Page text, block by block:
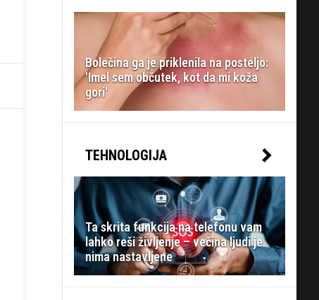
Bolečina ga je priklenila na posteljo:
'Imel sem občutek, kot da mi koža
gori'
TEHNOLOGIJA
Ta skrita funkcija na telefonu vam
lahko reši življenje – večina ljudi je
nima nastavljene